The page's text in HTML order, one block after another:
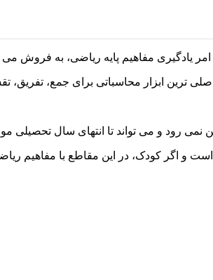
یادگیری مفاهیم پایه ریاضی، به فروش
ابزار محاسباتی برای جمع، تفریق،
نمی رود و می تواند تا انتهای سال تحصیلی
و اگر کودک، در این مقاطع با مفاهیم